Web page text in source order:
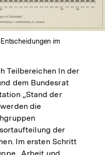
im
Teilbereichen In der
dem Bundesrat
„Stand der
die
der
Im ersten Schritt